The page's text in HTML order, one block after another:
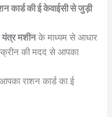
कार्ड की ई केवाईसी से जुड़ी
मशीनके माध्यम से आधार
की मदद से आपका
राशन कार्ड का ई